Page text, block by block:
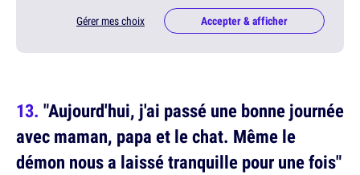
Gérer mes choix Accepter & afficher
"Aujourd'hui, j'ai passé une bonne journée
avec maman, papa et le chat. Même le
démon nous a laissé tranquille pour une fois"